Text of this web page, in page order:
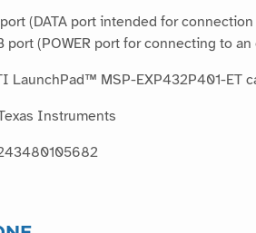
(DATA port intended for
port (POWER port for connecting to
LaunchPad™ MSP-EXP432P401-ET
Instruments